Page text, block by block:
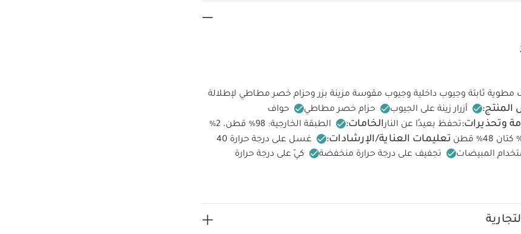
مطوية ثابتة وجيوب داخلية وجيوب مقوسة مزينة بزر وحزام خصر مطاطي لإطلالة
أزرار زينة على الجيوب حزام خصر مطاطي
حواف
وتحذيرات:تحفظ بعيدًا عن النارالخامات:
الطبقة الخارجية: 98‏‏%‏‏ قطن، 2‏‏%‏‏
تعليمات العناية/الإرشادات:
غسل على درجة حرارة 40
المبيضات تجفيف على درجة حرارة منخفضة
كيّ على درجة حرارة
بأكمام قصيرة قماش عضوي بلون أبيض - 5 قطع